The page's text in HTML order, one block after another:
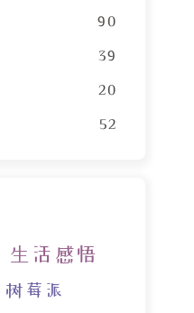
90
39
20
52
生活感悟
树莓派